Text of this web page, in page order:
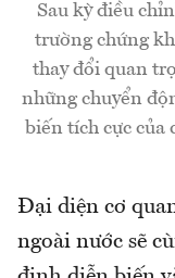
Sau kỳ điều
trường chứng
thay đổi quan
những chuyển
biến tích cực của
Đại diện cơ
ngoài nước sẽ